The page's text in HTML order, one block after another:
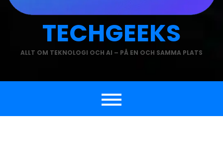
TECHGEEKS
ALLT OM TEKNOLOGI OCH AI – PÅ EN OCH SAMMA PLATS